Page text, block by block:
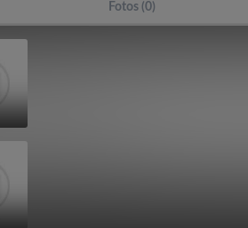
Fotos (0)